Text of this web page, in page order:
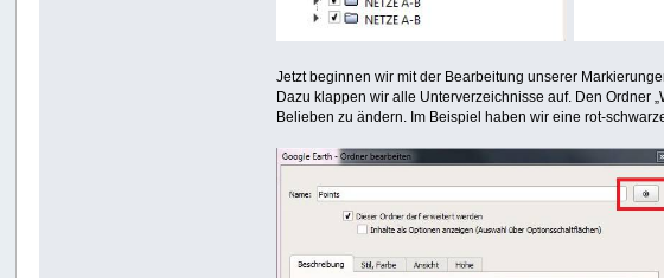
Jetzt beginnen wir mit der Bearbeitung unserer
Dazu klappen wir alle Unterverzeichnisse auf. Den Ordner
Belieben zu ändern. Im Beispiel haben wir eine rot-